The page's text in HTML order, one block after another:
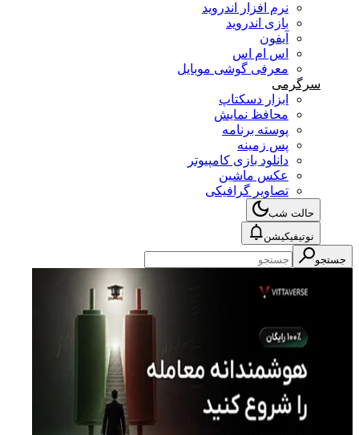
نرم افزار اندروید
بازی اندروید
آیفون
اس ام اس
معرفی گوشی موبایل
سرگرمی
ابزار دسکتاپ
محافظ نمایش
پوسته برنامه
پس زمینه
دانلود بازی کامپیوتر
عکس ماشین
تصاویر گرافیکی
حالت شب
نوتیفیکیشن
جستجو